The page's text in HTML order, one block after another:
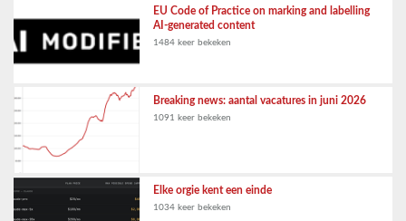
EU Code of Practice on marking and labelling
AI-generated content
1484 keer bekeken
Breaking news: aantal vacatures in juni 2026
1091 keer bekeken
Elke orgie kent een einde
1034 keer bekeken